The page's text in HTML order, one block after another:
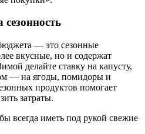
— это сезонные
вкусные, но и содержат
делайте ставку на капусту,
— на ягоды, помидоры и
продуктов помогает
затраты.
всегда иметь под рукой свежие